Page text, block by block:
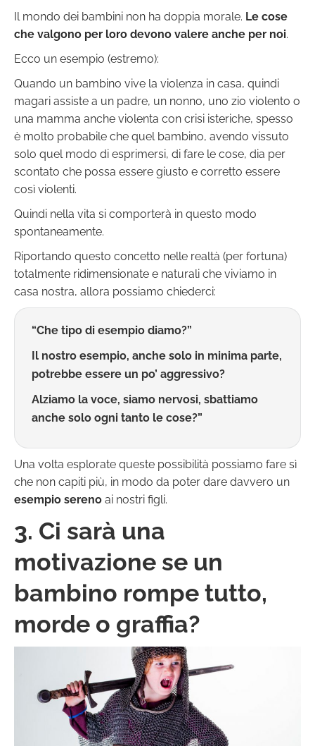
Il mondo dei bambini non ha doppia morale. Le cose
che valgono per loro devono valere anche per noi.
Ecco un esempio (estremo):
Quando un bambino vive la violenza in casa, quindi
magari assiste a un padre, un nonno, uno zio violento o
una mamma anche violenta con crisi isteriche, spesso
è molto probabile che quel bambino, avendo vissuto
solo quel modo di esprimersi, di fare le cose, dia per
scontato che possa essere giusto e corretto essere
così violenti.
Quindi nella vita si comporterà in questo modo
spontaneamente.
Riportando questo concetto nelle realtà (per fortuna)
totalmente ridimensionate e naturali che viviamo in
casa nostra, allora possiamo chiederci:
“Che tipo di esempio diamo?”
Il nostro esempio, anche solo in minima parte,
potrebbe essere un po’ aggressivo?
Alziamo la voce, siamo nervosi, sbattiamo
anche solo ogni tanto le cose?”
Una volta esplorate queste possibilità possiamo fare sì
che non capiti più, in modo da poter dare davvero un
esempio sereno ai nostri figli.
3. Ci sarà una
motivazione se un
bambino rompe tutto,
morde o graffia?